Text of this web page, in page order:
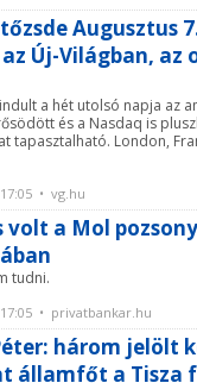
Augusztus
Új-Világban, az
a hét utolsó napja az
és a Nasdaq is
tapasztalható. London,
• vg.hu
volt a Mol
tudni.
17:05 • privatbankar.hu
három jelölt
államfőt a Tisza